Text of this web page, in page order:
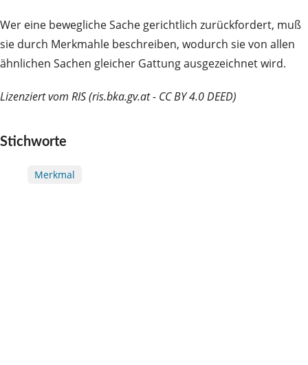
Wer eine bewegliche Sache gerichtlich zurückfordert, muß
sie durch Merkmahle beschreiben, wodurch sie von allen
ähnlichen Sachen gleicher Gattung ausgezeichnet wird.
Lizenziert vom RIS (ris.bka.gv.at - CC BY 4.0 DEED)
Stichworte
Merkmal